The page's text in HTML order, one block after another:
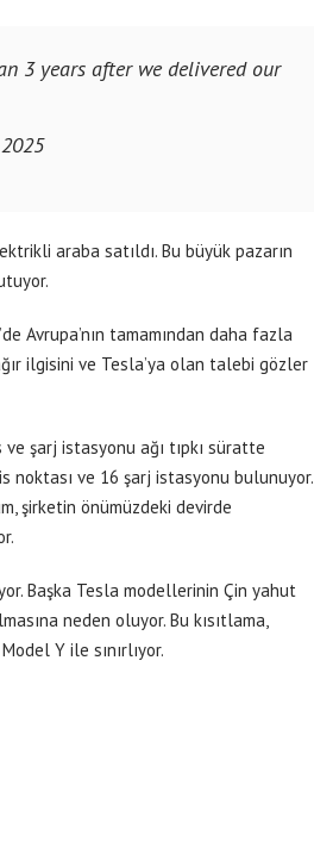
3 years after we delivered our
araba satıldı. Bu büyük pazarın
Avrupa’nın tamamından daha fazla
ilgisini ve Tesla’ya olan talebi gözler
şarj istasyonu ağı tıpkı süratte
noktası ve 16 şarj istasyonu bulunuyor.
şirketin önümüzdeki devirde
Başka Tesla modellerinin Çin yahut
neden oluyor. Bu kısıtlama,
Y ile sınırlıyor.